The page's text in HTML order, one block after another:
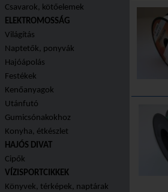
Csavarok, kötőelemek
ELEKTROMOSSÁG
Világítás
Naptetők, ponyvák
Hajóápolás
Festékek
Kenőanyagok
Utánfutó
Gumicsónakokhoz
Konyha, étkészlet
HAJÓS DIVAT
Cipők
VÍZISPORTCIKKEK
Könyvek, térképek, naptárak